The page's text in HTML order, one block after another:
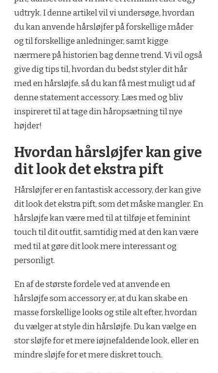
udtryk. I denne artikel vil vi undersøge, hvordan
du kan anvende hårsløjfer på forskellige måder
og til forskellige anledninger, samt kigge
nærmere på historien bag denne trend. Vi vil også
give dig tips til, hvordan du bedst styler dit hår
med en hårsløjfe, så du kan få mest muligt ud af
denne statement accessory. Læs med og bliv
inspireret til at tage din håropsætning til nye
højder!
Hvordan hårsløjfer kan give
dit look det ekstra pift
Hårsløjfer er en fantastisk accessory, der kan give
dit look det ekstra pift, som det måske mangler. En
hårsløjfe kan være med til at tilføje et feminint
touch til dit outfit, samtidig med at den kan være
med til at gøre dit look mere interessant og
personligt.
En af de største fordele ved at anvende en
hårsløjfe som accessory er, at du kan skabe en
masse forskellige looks og stile alt efter, hvordan
du vælger at style din hårsløjfe. Du kan vælge en
stor sløjfe for et mere iøjnefaldende look, eller en
mindre sløjfe for et mere diskret touch.